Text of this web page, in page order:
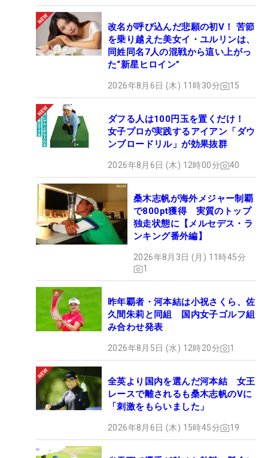
改名が呼び込んだ悲願の初V！ 苦節
を乗り越えた美女イ・ユルリンは、
同姓同名7人の混戦から這い上がっ
た“新星ヒロイン”
2026年8月6日 (木) 11時30分 15
ダフる人は100円玉を置くだけ！
女子プロが実践するアイアン「ダウ
ンブロードリル」が効果抜群
2026年8月6日 (木) 12時00分 40
桑木志帆が海外メジャー制覇
で800pt獲得 実質のトップ
独走状態に【メルセデス・ラ
ンキング番外編】
2026年8月3日 (月) 11時45分
1
昨年覇者・河本結は小祝さくら、佐
久間朱莉と同組 国内女子ゴルフ組
み合わせ発表
2026年8月5日 (水) 12時20分 1
全英より国内を選んだ河本結 女王
レースで離されるも桑木志帆のVに
「刺激をもらいました」
2026年8月6日 (木) 15時45分 19